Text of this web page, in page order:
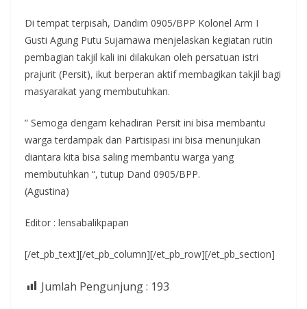
Di tempat terpisah, Dandim 0905/BPP Kolonel Arm I
Gusti Agung Putu Sujarnawa menjelaskan kegiatan rutin
pembagian takjil kali ini dilakukan oleh persatuan istri
prajurit (Persit), ikut berperan aktif membagikan takjil bagi
masyarakat yang membutuhkan.
” Semoga dengam kehadiran Persit ini bisa membantu
warga terdampak dan Partisipasi ini bisa menunjukan
diantara kita bisa saling membantu warga yang
membutuhkan “, tutup Dand 0905/BPP.
(Agustina)
Editor : lensabalikpapan
[/et_pb_text][/et_pb_column][/et_pb_row][/et_pb_section]
Jumlah Pengunjung : 193